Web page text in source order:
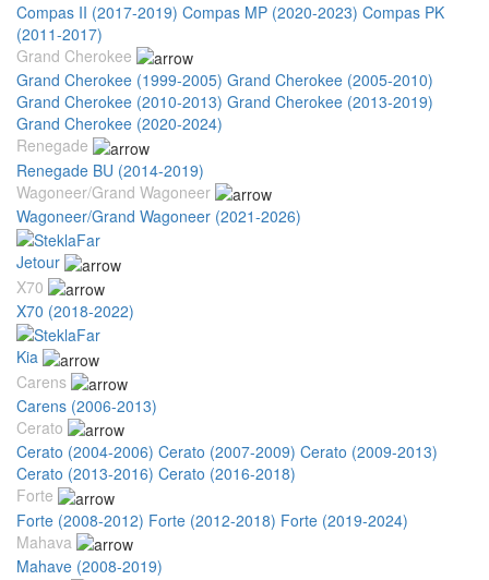
Compas II (2017-2019) Compas MP (2020-2023) Compas PK
(2011-2017)
Grand Cherokee
Grand Cherokee (1999-2005) Grand Cherokee (2005-2010)
Grand Cherokee (2010-2013) Grand Cherokee (2013-2019)
Grand Cherokee (2020-2024)
Renegade
Renegade BU (2014-2019)
Wagoneer/Grand Wagoneer
Wagoneer/Grand Wagoneer (2021-2026)
Jetour
X70
X70 (2018-2022)
Kia
Carens
Carens (2006-2013)
Cerato
Cerato (2004-2006) Cerato (2007-2009) Cerato (2009-2013)
Cerato (2013-2016) Cerato (2016-2018)
Forte
Forte (2008-2012) Forte (2012-2018) Forte (2019-2024)
Mahava
Mahave (2008-2019)